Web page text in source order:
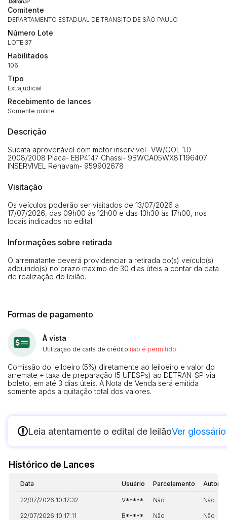
Comitente
DEPARTAMENTO ESTADUAL DE TRANSITO DE SÃO PAULO
Número Lote
LOTE 37
Habilitados
106
Tipo
Extrajudicial
Recebimento de lances
Somente online
Descrição
Sucata aproveitável com motor inservivel- VW/GOL 1.0
2008/2008 Placa- EBP4147 Chassi- 9BWCA05WX8T196407
INSERVIVEL Renavam- 959902678
Visitação
Os veículos poderão ser visitados de 13/07/2026 a
17/07/2026, das 09h00 às 12h00 e das 13h30 às 17h00, nos
locais indicados no edital.
Informações sobre retirada
O arrematante deverá providenciar a retirada do(s) veículo(s)
adquirido(s) no prazo máximo de 30 dias úteis a contar da data
de realização do leilão.
Formas de pagamento
À vista
Utilização de carta de crédito não é permitido
Comissão do leiloeiro (5%) diretamente ao leiloeiro e valor do
arremate + taxa de preparação (5 UFESPs) ao DETRAN-SP via
boleto, em até 3 dias úteis. A Nota de Venda será emitida
somente após a quitação total dos valores.
! Leia atentamente o edital de leilãoVer
Histórico de Lances
Data Usuário Parcelamento
22/07/2026 10:17:32 V***** Não Não
22/07/2026 10:17:11 B***** Não Não
(Art. 895, CPC)
14/04/2025 18:43:11 TIAGOFELIPE R$ 1,00
Clique aqui para fazer login
Habilite-se para efetuar lances ou